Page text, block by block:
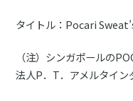
タイトル：Pocari
（注）シンガポールの
法人P．T．アメルタイン